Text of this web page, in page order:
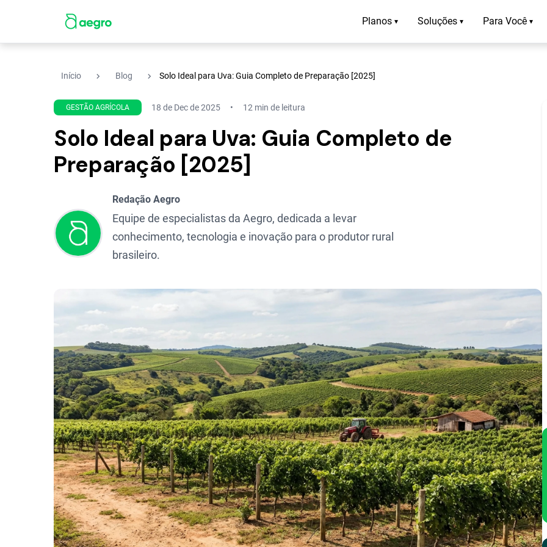
Planos ▾ Soluções ▾ Para Você ▾
Início navigate_next Blog navigate_next Solo Ideal para Uva: Guia Completo de Preparação [2025]
GESTÃO AGRÍCOLA 18 de Dec de 2025 12 min de leitura
Solo Ideal para Uva: Guia Completo de
Preparação [2025]
Redação Aegro
Equipe de especialistas da Aegro, dedicada a levar
conhecimento, tecnologia e inovação para o produtor rural
brasileiro.